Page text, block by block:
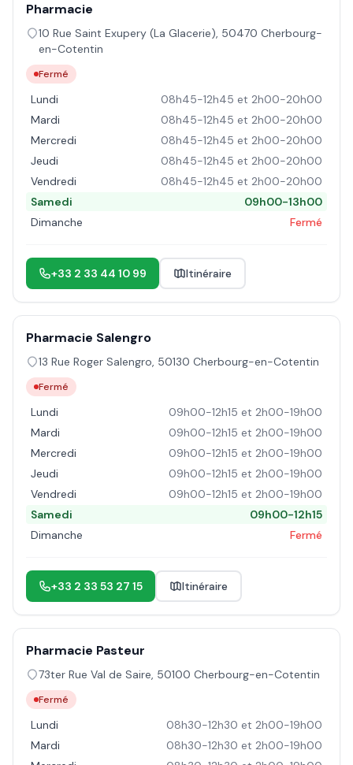
Pharmacie
10 Rue Saint Exupery (La Glacerie), 50470 Cherbourg-
en-Cotentin
Fermé
Lundi
08h45-12h45 et 2h00-20h00
Mardi
08h45-12h45 et 2h00-20h00
Mercredi
08h45-12h45 et 2h00-20h00
Jeudi
08h45-12h45 et 2h00-20h00
Vendredi
08h45-12h45 et 2h00-20h00
Samedi
09h00-13h00
Dimanche
Fermé
+33 2 33 44 10 99 Itinéraire
Pharmacie Salengro
13 Rue Roger Salengro, 50130 Cherbourg-en-Cotentin
Fermé
Lundi
09h00-12h15 et 2h00-19h00
Mardi
09h00-12h15 et 2h00-19h00
Mercredi
09h00-12h15 et 2h00-19h00
Jeudi
09h00-12h15 et 2h00-19h00
Vendredi
09h00-12h15 et 2h00-19h00
Samedi
09h00-12h15
Dimanche
Fermé
+33 2 33 53 27 15 Itinéraire
Pharmacie Pasteur
73ter Rue Val de Saire, 50100 Cherbourg-en-Cotentin
Fermé
Lundi
08h30-12h30 et 2h00-19h00
Mardi
08h30-12h30 et 2h00-19h00